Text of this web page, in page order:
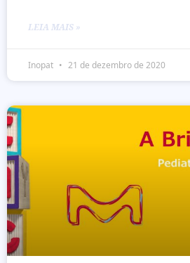
LEIA MAIS »
Inopat 21 de dezembro de 2020